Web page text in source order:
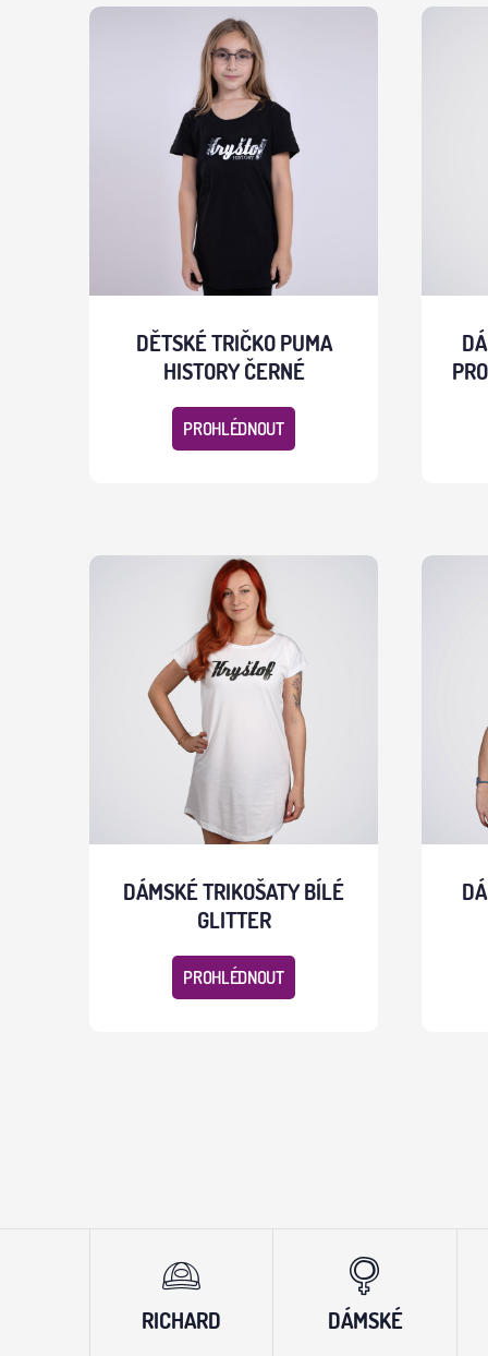
DĚTSKÉ TRIČKO PUMA
HISTORY ČERNÉ
PROHLÉDNOUT
DÁMSKÉ TRIKOŠATY BÍLÉ
GLITTER
PROHLÉDNOUT
RICHARD DÁMSKÉ